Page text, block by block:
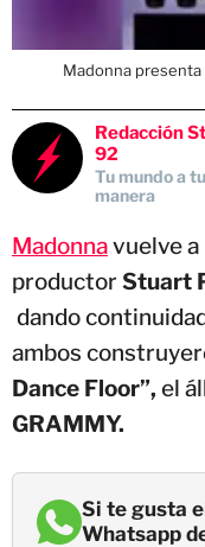
Madonna
Redacción
92
Tu mundo a tu
manera
Madonnavuelve
productor Stuart
dando
ambos
Dance Floor”, el
GRAMMY.
Si te gusta
Whatsapp